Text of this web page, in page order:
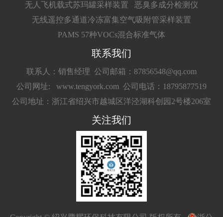
无人飞机载式苏玛罐采样装置
恶臭多成分检测仪
无线遥控多通道冷冻富集空气吸附管采样装置
PAMS 57种VOCs混合标准气体
联系我们
联系人：销售经理 公司邮箱：87856548@qq.com
公司网址: www.tengyork.com 公司电话：18795877519
公司地址：浙江省绍兴市越城区洋泾湖科创园2号楼206室
关注我们